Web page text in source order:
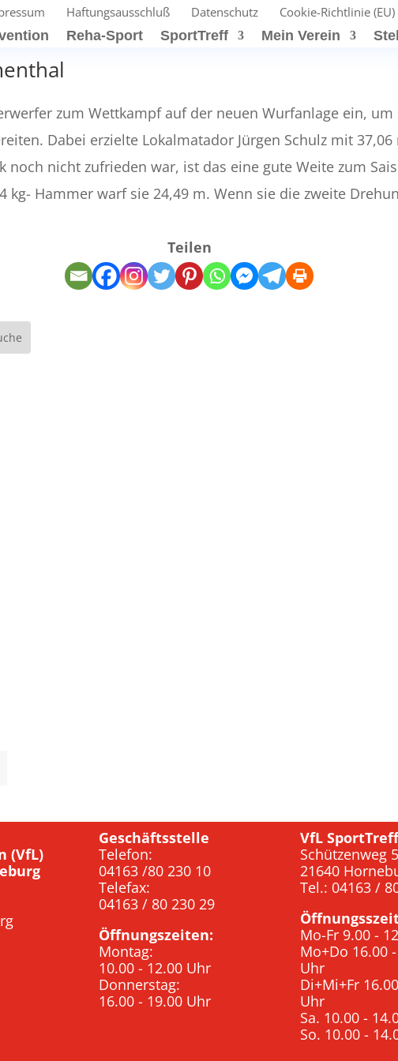
Haftungsausschluß Datenschutz Cookie-Richtlinie (EU)
Reha-Sport SportTreff Mein Verein
zum Wettkampf auf der neuen Wurfanlage ein,
Dabei erzielte Lokalmatador Jürgen Schulz mit
noch nicht zufrieden war, ist das eine gute Weite zum
kg- Hammer warf sie 24,49 m. Wenn sie die zweite
Teilen
(VfL)
Geschäftsstelle
Telefon:
04163 /80 230 10
Telefax:
04163 / 80 230 29
Öffnungszeiten:
Montag:
10.00 - 12.00 Uhr
Donnerstag:
16.00 - 19.00 Uhr
VfL SportTreff
Schützenweg 5
21640
Tel.: 04163 /
Mo-Fr 9.00 -
Mo+Do 16.00
Uhr
Di+Mi+Fr
Uhr
Sa. 10.00 -
So. 10.00 -